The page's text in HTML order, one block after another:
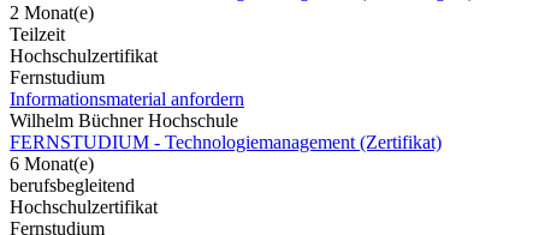
2 Monat(e)
Teilzeit
Hochschulzertifikat
Fernstudium
Informationsmaterial anfordern
Wilhelm Büchner Hochschule
FERNSTUDIUM - Technologiemanagement (Zertifikat)
6 Monat(e)
berufsbegleitend
Hochschulzertifikat
Fernstudium